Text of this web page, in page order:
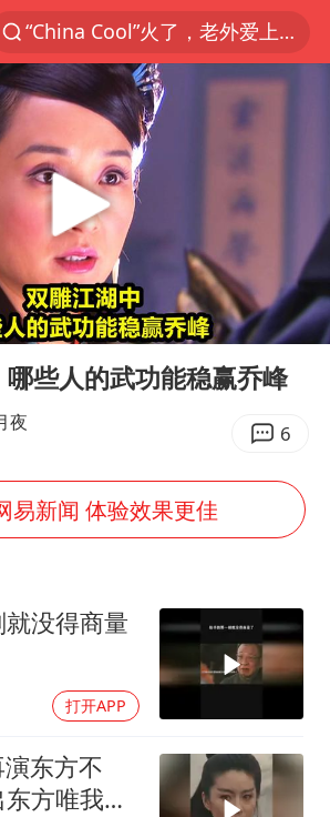
“China Cool”火了，老外爱上中国避暑游
台风白海豚闭眼浙江上海处于危险半圆
伊斯兰版北约来了吗
新疆阿克苏地震
香港宏福苑火灾或由烟头引起
网约车司机充电时猝死保险拒赔
浙江台州《告全体市民书》
四川宜宾3.4级地震
周末打虎 宋致远被查
陕西柞水泥石流已致2死 仍有1人失联
上半年国内居民出游人次34.63亿
“南湖号”盾构机下线
店主称换“青海拉面”招牌后生意更好
习近平心系体育强国建设
02:00
些人的武功能稳赢乔峰
夜 6
易新闻 体验效果更佳
没得商量
打开APP
东方不
方唯我不